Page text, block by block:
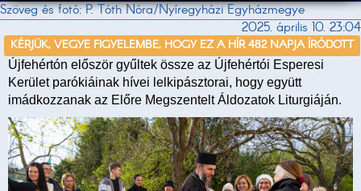
Szöveg és fotó: P. Tóth Nóra/Nyíregyházi Egyházmegye
2025. április 10. 23:04
KÉRJÜK, VEGYE FIGYELEMBE, HOGY EZ A HÍR 482 NAPJA ÍRÓDOTT
Újfehértón először gyűltek össze az Újfehértói Esperesi
Kerület parókiáinak hívei lelkipásztorai, hogy együtt
imádkozzanak az Előre Megszentelt Áldozatok Liturgiáján.